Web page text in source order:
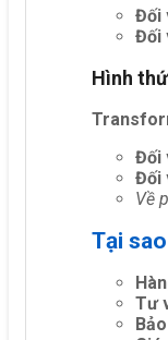
Đối
Đối
Hình
Đối
Đối
Về
Tại
Tư